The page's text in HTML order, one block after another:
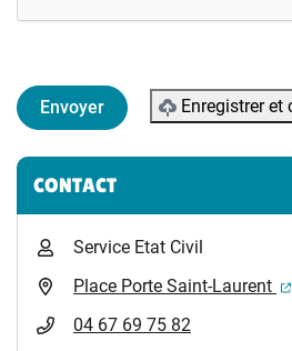
Enregistrer et
Informations
CONTACT
Service Etat Civil
Place Porte Saint-Laurent
04 67 69 75 82